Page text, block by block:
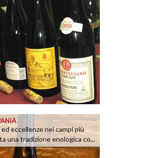
eccellenze nei campi più
una tradizione enologica co...